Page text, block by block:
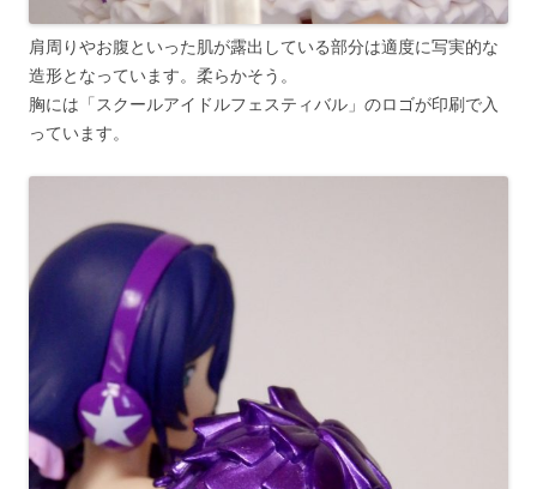
肩周りやお腹といった肌が露出している部分は適度に写実的な
造形となっています。柔らかそう。
胸には「スクールアイドルフェスティバル」のロゴが印刷で入
っています。